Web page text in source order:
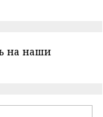
на наши